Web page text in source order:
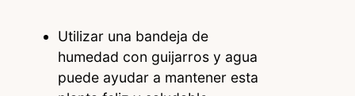
Utilizar una bandeja de
humedad con guijarros y agua
puede ayudar a mantener esta